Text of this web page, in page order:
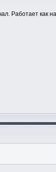
Работает как